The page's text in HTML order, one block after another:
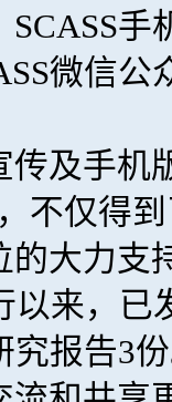
SCASS
微信公
传及手机
不仅得
的大力支
以来，
究报告3